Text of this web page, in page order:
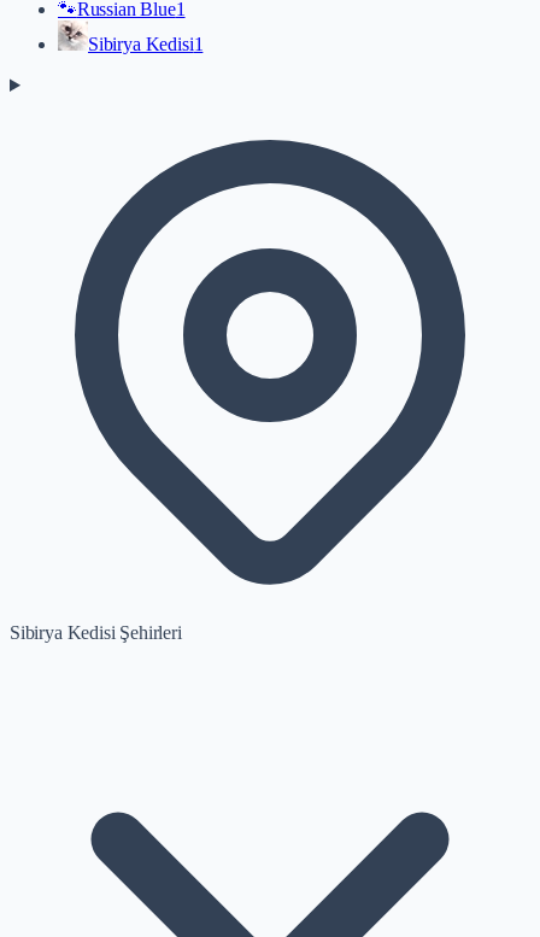
🐾Russian Blue1
Sibirya Kedisi1
Sibirya Kedisi Şehirleri